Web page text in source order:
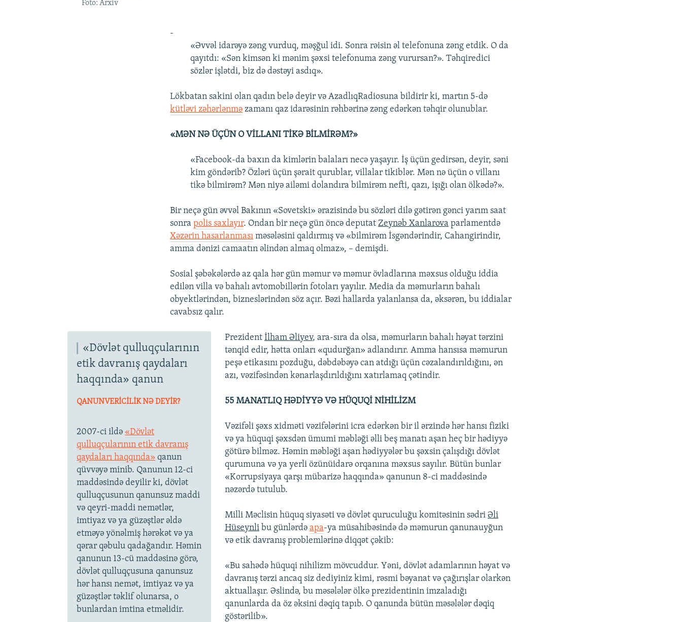
Foto: Arxiv
-
«Əvvəl idarəyə zəng vurduq, məşğul idi. Sonra rəisin əl telefonuna zəng etdik. O da
qayıtdı: «Sən kimsən ki mənim şəxsi telefonuma zəng vurursan?». Təhqiredici
sözlər işlətdi, biz də dəstəyi asdıq».
Lökbatan sakini olan qadın belə deyir və AzadlıqRadiosuna bildirir ki, martın 5-də
kütləvi zəhərlənmə zamanı qaz idarəsinin rəhbərinə zəng edərkən təhqir olunublar.
«MƏN NƏ ÜÇÜN O VİLLANI TİKƏ BİLMİRƏM?»
«Facebook-da baxın da kimlərin balaları necə yaşayır. İş üçün gedirsən, deyir, səni
kim göndərib? Özləri üçün şərait qurublar, villalar tikiblər. Mən nə üçün o villanı
tikə bilmirəm? Mən niyə ailəmi dolandıra bilmirəm nefti, qazı, işığı olan ölkədə?».
Bir neçə gün əvvəl Bakının «Sovetski» ərazisində bu sözləri dilə gətirən gənci yarım saat
sonrapolis saxlayır. Ondan bir neçə gün öncə deputatZeynəb Xanlarova parlamentdə
Xəzərin hasarlanması məsələsini qaldırmış və «bilmirəm İsgəndərindir, Cahangirindir,
amma dənizi camaatın əlindən almaq olmaz», – demişdi.
Sosial şəbəkələrdə az qala hər gün məmur və məmur övladlarına məxsus olduğu iddia
edilən villa və bahalı avtomobillərin fotoları yayılır. Media da məmurların bahalı
obyektlərindən, bizneslərindən söz açır. Bəzi hallarda yalanlansa da, əksərən, bu iddialar
cavabsız qalır.
«Dövlət qulluqçularının
etik davranış qaydaları
haqqında» qanun
QANUNVERİCİLİK NƏ DEYİR?
2007-ci ildə «Dövlət
qulluqçularının etik davranış
qaydaları haqqında» qanun
qüvvəyə minib. Qanunun 12-ci
maddəsində deyilir ki, dövlət
qulluqçusunun qanunsuz maddi
və qeyri-maddi nemətlər,
imtiyaz və ya güzəştlər əldə
etməyə yönəlmiş hərəkət və ya
qərar qəbulu qadağandır. Həmin
qanunun 13-cü maddəsinə görə,
dövlət qulluqçusuna qanunsuz
hər hansı nemət, imtiyaz və ya
güzəştlər təklif olunarsa, o
bunlardan imtina etməlidir.
Prezident İlham Əliyev, ara-sıra da olsa, məmurların bahalı həyat tərzini
tənqid edir, hətta onları «qudurğan» adlandırır. Amma hansısa məmurun
peşə etikasını pozduğu, dəbdəbəyə can atdığı üçün cəzalandırıldığını, ən
azı, vəzifəsindən kənarlaşdırıldığını xatırlamaq çətindir.
55 MANATLIQ HƏDİYYƏ VƏ HÜQUQİ NİHİLİZM
Vəzifəli şəxs xidməti vəzifələrini icra edərkən bir il ərzində hər hansı fiziki
və ya hüquqi şəxsdən ümumi məbləği əlli beş manatı aşan heç bir hədiyyə
götürə bilməz. Həmin məbləği aşan hədiyyələr bu şəxsin çalışdığı dövlət
qurumuna və ya yerli özünüidarə orqanına məxsus sayılır. ​Bütün bunlar
«Korrupsiyaya qarşı mübarizə haqqında» qanunun 8-ci maddəsində
nəzərdə tutulub.
Milli Məclisin hüquq siyasəti və dövlət quruculuğu komitəsinin sədri Əli
Hüseynlibu günlərdə apa-ya müsahibəsində də məmurun qanunauyğun
və etik davranış problemlərinə diqqət çəkib:
«Bu sahədə hüquqi nihilizm mövcuddur. Yəni, dövlət adamlarının həyat və
davranış tərzi ancaq siz dediyiniz kimi, rəsmi bəyanat və çağırışlar olarkən
aktuallaşır. Əslində, bu məsələlər ölkə prezidentinin imzaladığı
qanunlarda da öz əksini dəqiq tapıb. O qanunda bütün məsələlər dəqiq
göstərilib».